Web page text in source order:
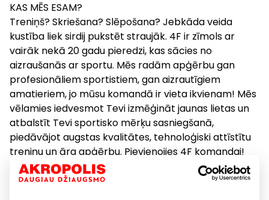
KAS MĒS ESAM?
Treniņš? Skriešana? Slēpošana? Jebkāda veida
kustība liek sirdij pukstēt straujāk. 4F ir zīmols ar
vairāk nekā 20 gadu pieredzi, kas sācies no
aizraušanās ar sportu. Mēs radām apģērbu gan
profesionāliem sportistiem, gan aizrautīgiem
amatieriem, jo mūsu komandā ir vieta ikvienam! Mēs
vēlamies iedvesmot Tevi izmēģināt jaunas lietas un
atbalstīt Tevi sportisko mērķu sasniegšanā,
piedāvājot augstas kvalitātes, tehnoloģiski attīstītu
treniņu un āra apģērbu. Pievienojies 4F komandai!
#WEMAKEATEAM